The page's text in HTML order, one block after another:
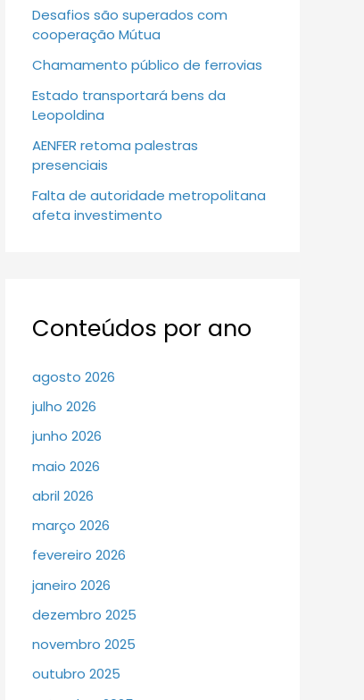
Desafios são superados com
cooperação Mútua
Chamamento público de ferrovias
Estado transportará bens da
Leopoldina
AENFER retoma palestras
presenciais
Falta de autoridade metropolitana
afeta investimento
Conteúdos por ano
agosto 2026
julho 2026
junho 2026
maio 2026
abril 2026
março 2026
fevereiro 2026
janeiro 2026
dezembro 2025
novembro 2025
outubro 2025